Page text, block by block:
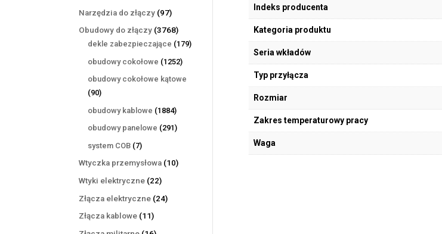
Narzędzia do złączy 9797
produktów
Obudowy do złączy 37683768
produktów
dekle zabezpieczające 179179
obudowy cokołowe 12521252
obudowy cokołowe kątowe
9090
produktów
obudowy kablowe 18841884
produkty
obudowy panelowe 291291
system COB 77
produktów
Wtyczka przemysłowa 1010
Wtyki elektryczne 2222
produkty
Złącza elektryczne 2424
Złącza kablowe 1111
produktów
Indeks producenta
Kategoria produktu
Seria wkładów
Typ przyłącza
Rozmiar
Zakres temperaturowy pracy
Waga